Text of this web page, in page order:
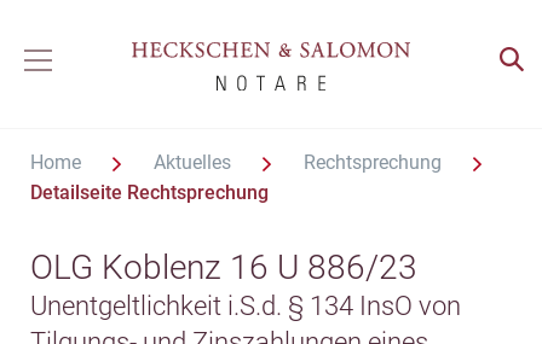
Home Aktuelles
Rechtsprechung
Detailseite Rechtsprechung
OLG Koblenz 16 U 886/23
Unentgeltlichkeit i.S.d. § 134 InsO von